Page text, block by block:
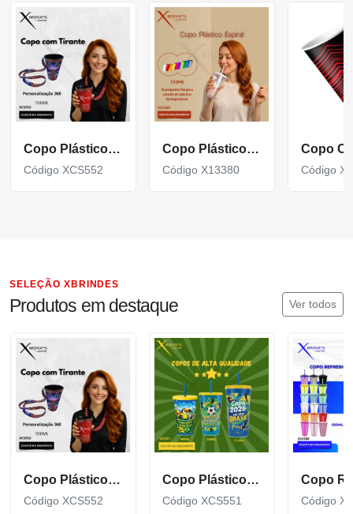
Copo Plástico de 550 ML com Tirante Personalizado XCS552
Código XCS552
Copo Plástico Espiral 550 ML acompanha Tampa e Canudo X13380
Código X13380 Código
SELEÇÃO XBRINDES
Produtos em destaque Ver todos
Copo Plástico de 550 ML com Tirante Personalizado XCS552
Código XCS552
Copo Plástico personalizado In Mold Label 360 XCS551
Código XCS551 Código